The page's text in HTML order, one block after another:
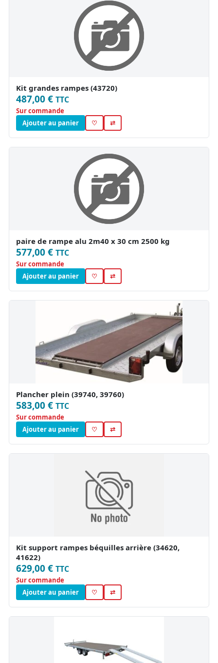
Kit grandes rampes (43720)
487,00 € TTC
Sur commande
Ajouter au panier
♡ ⇄
paire de rampe alu 2m40 x 30 cm 2500 kg
577,00 € TTC
Sur commande
Ajouter au panier
♡ ⇄
Plancher plein (39740, 39760)
583,00 € TTC
Sur commande
Ajouter au panier
♡ ⇄
Kit support rampes béquilles arrière (34620,
41622)
629,00 € TTC
Sur commande
Ajouter au panier
♡ ⇄